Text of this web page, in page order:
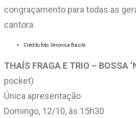
congraçamento para todas as
cantora.
Crédito foto: Veronica Basile
THAÍS FRAGA E TRIO – BOSSA
pocket)
Única apresentação
Domingo, 12/10, às 15h30